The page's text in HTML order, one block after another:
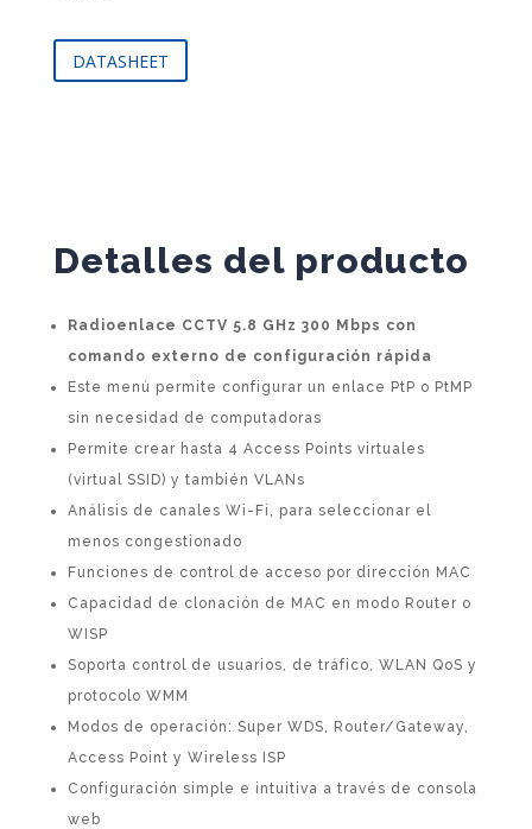
DATASHEET
Detalles del producto
Radioenlace CCTV 5.8 GHz 300 Mbps con
comando externo de configuración rápida
Este menú permite configurar un enlace PtP o PtMP
sin necesidad de computadoras
Permite crear hasta 4 Access Points virtuales
(virtual SSID) y también VLANs
Análisis de canales Wi-Fi, para seleccionar el
menos congestionado
Funciones de control de acceso por dirección MAC
Capacidad de clonación de MAC en modo Router o
WISP
Soporta control de usuarios, de tráfico, WLAN QoS y
protocolo WMM
Modos de operación: Super WDS, Router/Gateway,
Access Point y Wireless ISP
Configuración simple e intuitiva a través de consola
web